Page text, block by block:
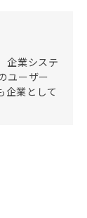
企業システ
ユーザー
企業として